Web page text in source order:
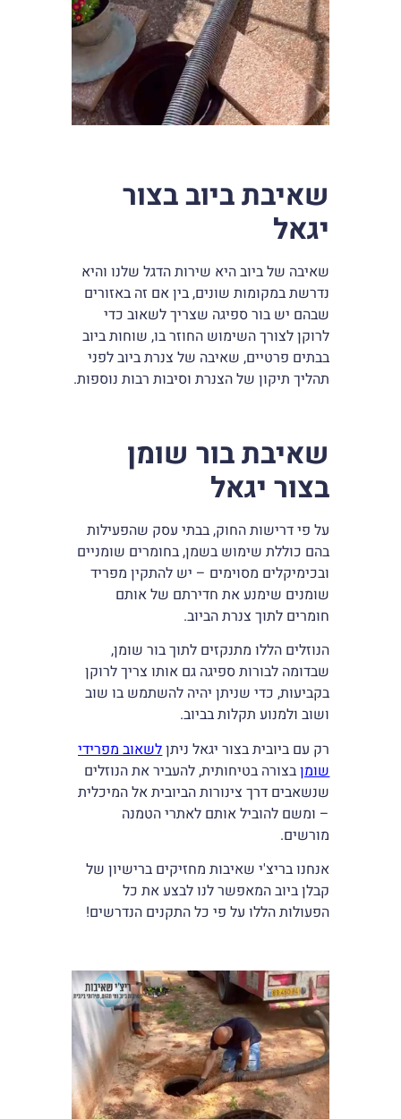
שאיבת ביוב בצור
יגאל
שאיבה של ביוב היא שירות הדגל שלנו והיא
נדרשת במקומות שונים, בין אם זה באזורים
שבהם יש בור ספיגה שצריך לשאוב כדי
לרוקן לצורך השימוש החוזר בו, שוחות ביוב
בבתים פרטיים, שאיבה של צנרת ביוב לפני
תהליך תיקון של הצנרת וסיבות רבות נוספות.
שאיבת בור שומן
בצור יגאל
על פי דרישות החוק, בבתי עסק שהפעילות
בהם כוללת שימוש בשמן, בחומרים שומניים
ובכימיקלים מסוימים – יש להתקין מפריד
שומנים שימנע את חדירתם של אותם
חומרים לתוך צנרת הביוב.
הנוזלים הללו מתנקזים לתוך בור שומן,
שבדומה לבורות ספיגה גם אותו צריך לרוקן
בקביעות, כדי שניתן יהיה להשתמש בו שוב
ושוב ולמנוע תקלות בביוב.
רק עם ביובית בצור יגאל ניתןלשאוב מפרידי
שומןבצורה בטיחותית, להעביר את הנוזלים
שנשאבים דרך צינורות הביובית אל המיכלית
– ומשם להוביל אותם לאתרי הטמנה
מורשים.
אנחנו בריצ'י שאיבות מחזיקים ברישיון של
קבלן ביוב המאפשר לנו לבצע את כל
הפעולות הללו על פי כל התקנים הנדרשים!